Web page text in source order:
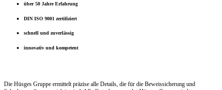
über 50 Jahre Erfahrung
DIN ISO 9001 zertifiziert
schnell und zuverlässig
innovativ und kompetent
Die Hüsges Gruppe ermittelt präzise alle Details, die für die Beweissicherung und